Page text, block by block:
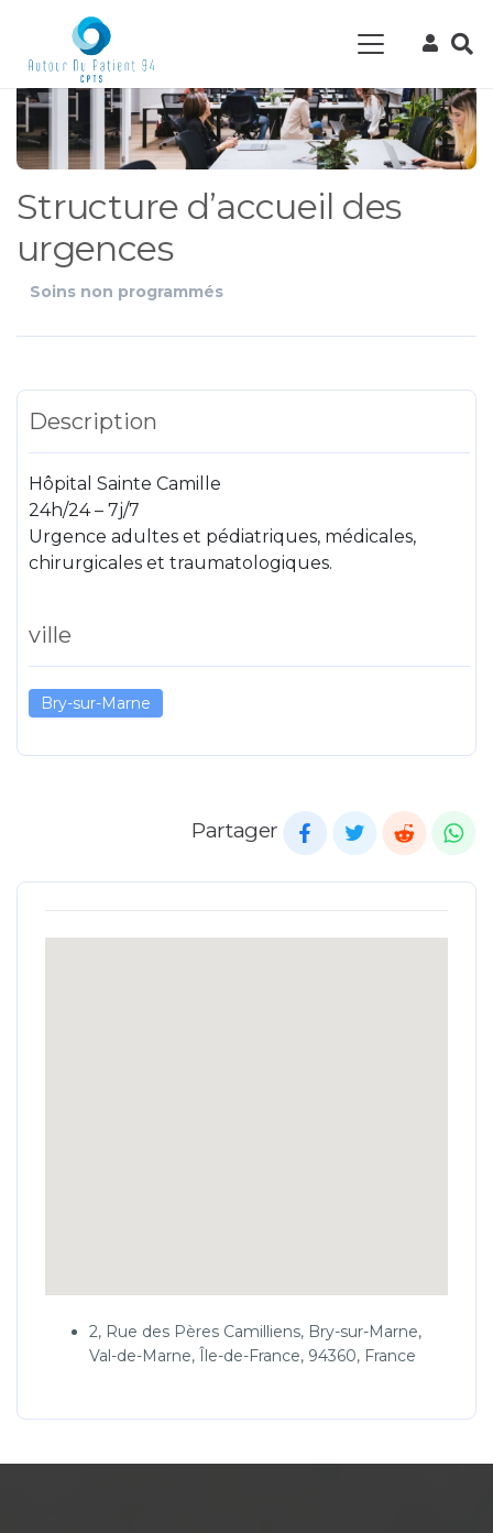
Structure d’accueil des
urgences
Soins non programmés
Description
Hôpital Sainte Camille
24h/24 – 7j/7
Urgence adultes et pédiatriques, médicales,
chirurgicales et traumatologiques.
ville
Bry-sur-Marne
Partager
2, Rue des Pères Camilliens, Bry-sur-Marne,
Val-de-Marne, Île-de-France, 94360, France